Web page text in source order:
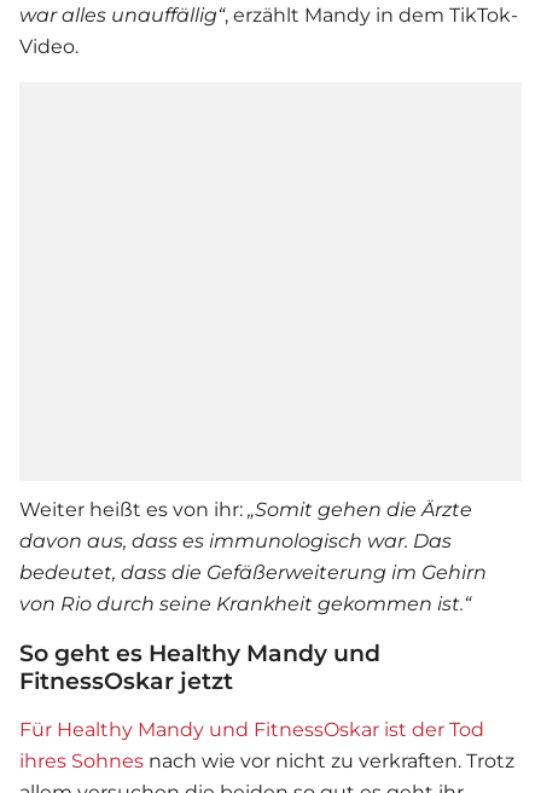
war alles unauffällig“, erzählt Mandy in dem TikTok-
Video.
Weiter heißt es von ihr: „Somit gehen die Ärzte
davon aus, dass es immunologisch war. Das
bedeutet, dass die Gefäßerweiterung im Gehirn
von Rio durch seine Krankheit gekommen ist.“
So geht es Healthy Mandy und
FitnessOskar jetzt
Für Healthy Mandy und FitnessOskar ist der Tod
ihres Sohnes nach wie vor nicht zu verkraften. Trotz